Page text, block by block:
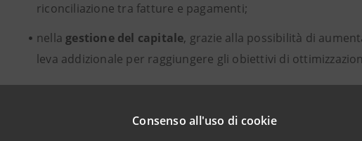
Consenso all'uso di cookie
riconciliazione tra fatture e pagamenti;
nella gestione del capitale, grazie alla possibilità di
leva addizionale per raggiungere gli obiettivi di
“Digitalizzazione e tecnologia rappresentano oggi un elemento chiave
stiamo vivendo. Da sempre in Mastercard lavoriamo costantemente al